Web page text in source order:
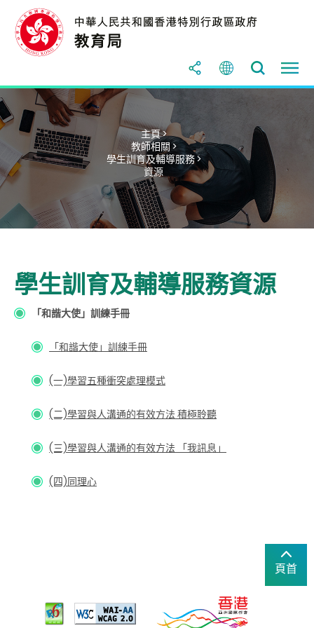
主頁 >
教師相關 >
學生訓育及輔導服務 >
資源
學生訓育及輔導服務資源
「和諧大使」訓練手冊
「和諧大使」訓練手冊
(一)學習五種衝突處理模式
(二)學習與人溝通的有效方法 積極聆聽
(三)學習與人溝通的有效方法 「我訊息」
(四)同理心
頁首